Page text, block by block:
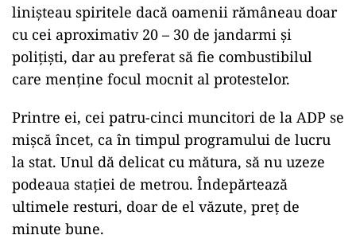
linișteau spiritele dacă oamenii rămâneau doar
cu cei aproximativ 20 – 30 de jandarmi și
polițiști, dar au preferat să fie combustibilul
care menține focul mocnit al protestelor.
Printre ei, cei patru-cinci muncitori de la ADP se
mișcă încet, ca în timpul programului de lucru
la stat. Unul dă delicat cu mătura, să nu uzeze
podeaua stației de metrou. Îndepărtează
ultimele resturi, doar de el văzute, preț de
minute bune.